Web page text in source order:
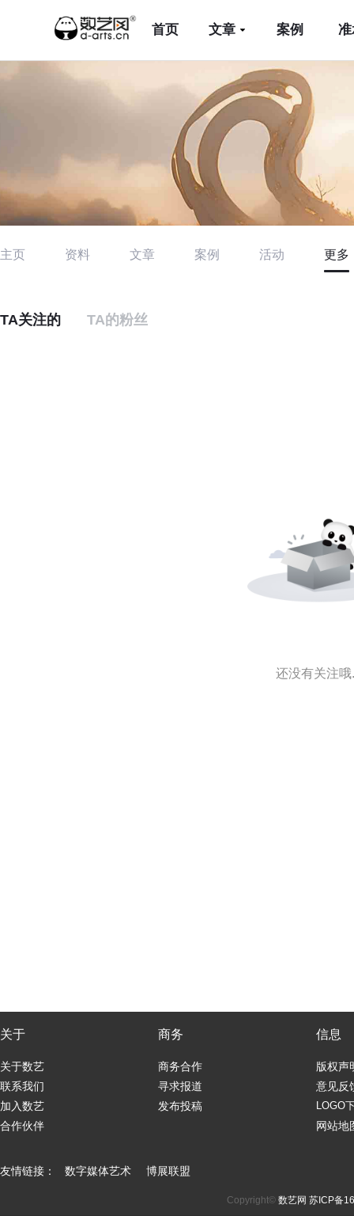
首页 文章 案例
主页 资料 文章 案例 活动 更多
TA关注的 TA的粉丝
还没有关注哦
关于
关于数艺
联系我们
加入数艺
合作伙伴
商务
商务合作
寻求报道
发布投稿
信息
版权声
意见反
LOGO
网站地
友情链接： 数字媒体艺术 博展联盟
Copyright© 数艺网 苏ICP备